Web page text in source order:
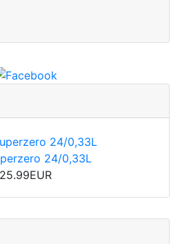
24/0,33L
25.99EUR